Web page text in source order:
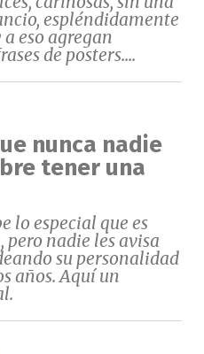
espléndidamente
eso agregan
de posters....
nunca nadie
tener una
lo especial que es
nadie les avisa
su personalidad
años. Aquí un